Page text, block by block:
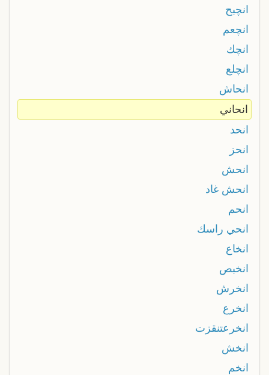
انچبح
انچعم
انچك
انچلع
انحاش
انحاني
انحد
انحز
انحش
انحش غاد
انحم
انحي راسك
انخاع
انخبص
انخرش
انخرع
انخرعتنقزت
انخش
انخم